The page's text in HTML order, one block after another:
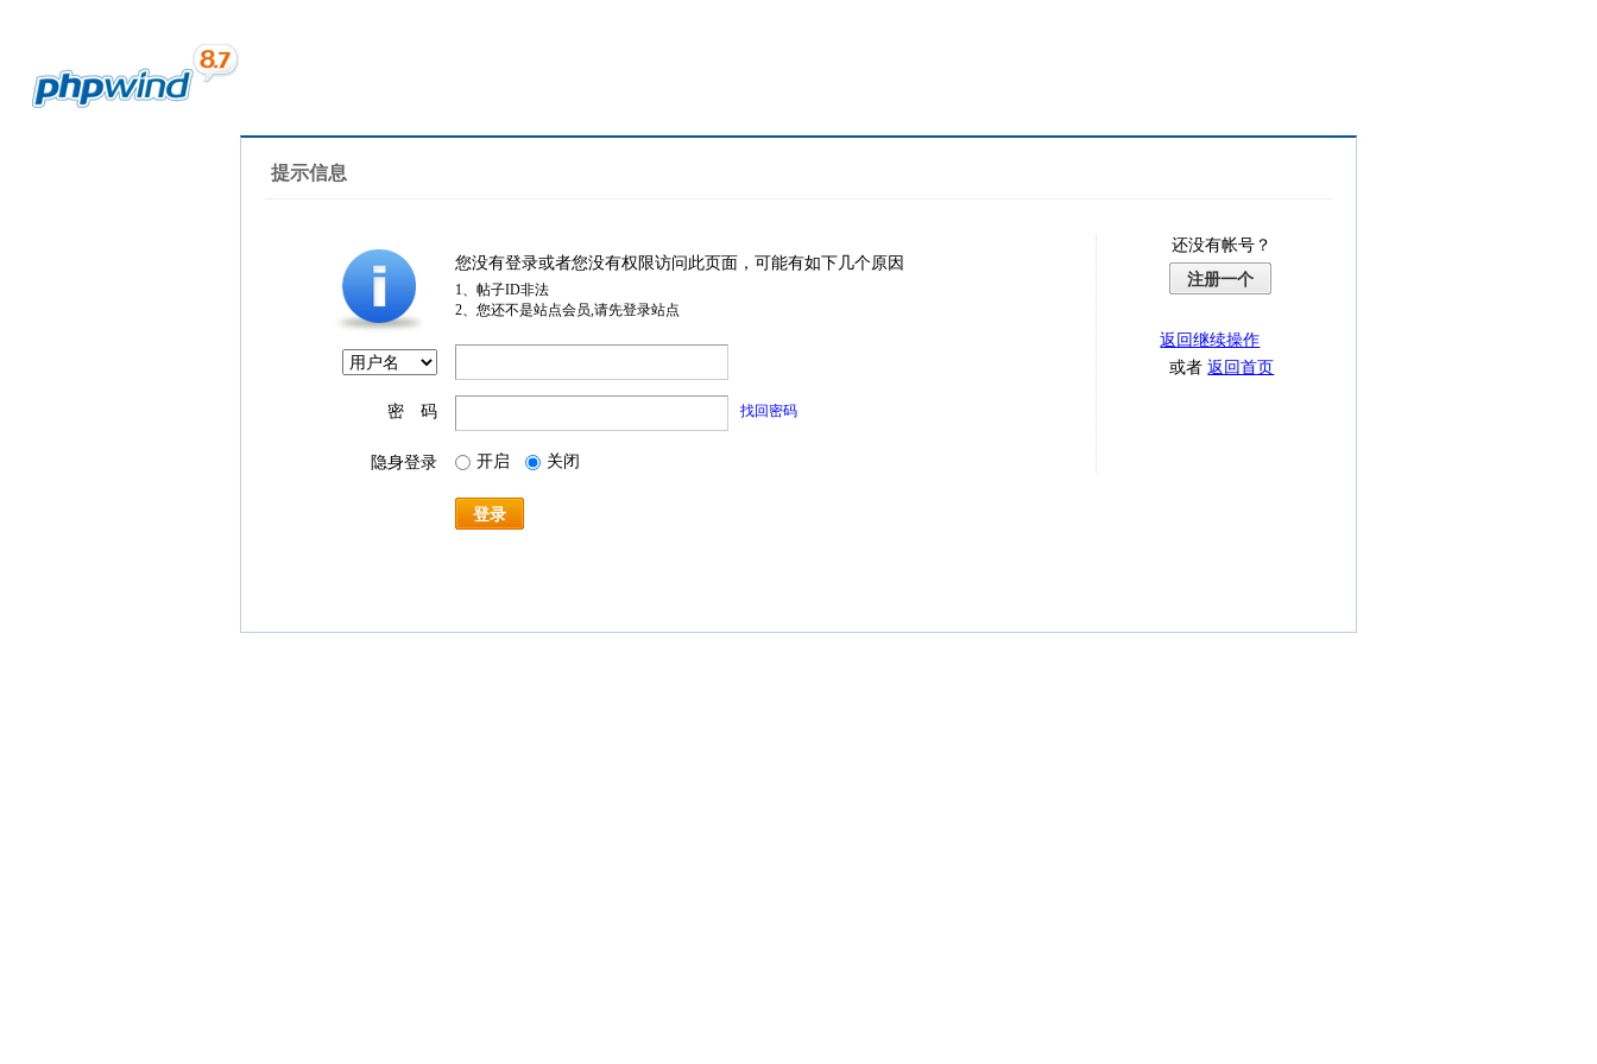
提示信息
您没有登录或者您没有权限访问此页面，可能有如下几个原因
1、帖子ID非法
2、您还不是站点会员,请先登录站点
密 码 找回密码
隐身登录 开启 关闭
登录
还没有帐号？
注册一个
返回继续操作
或者返回首页